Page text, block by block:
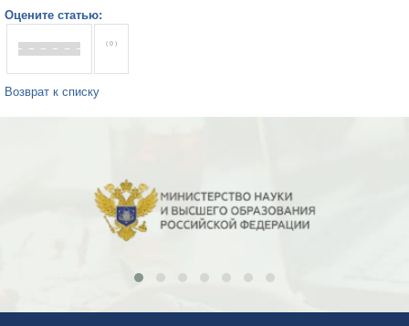
Оцените статью:
( 0 )
Возврат к списку